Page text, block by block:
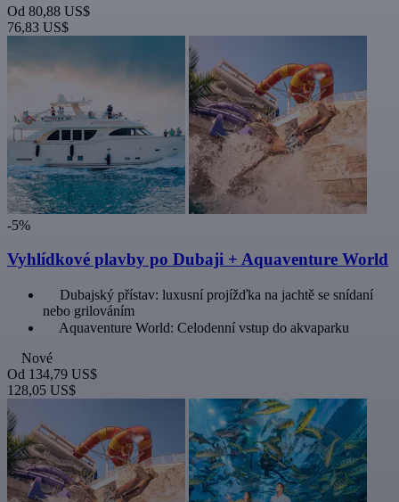
Od 80,88 US$
76,83 US$
-5%
Vyhlídkové plavby po Dubaji + Aquaventure World
Dubajský přístav: luxusní projížďka na jachtě se snídaní
nebo grilováním
Aquaventure World: Celodenní vstup do akvaparku
Nové
Od 134,79 US$
128,05 US$